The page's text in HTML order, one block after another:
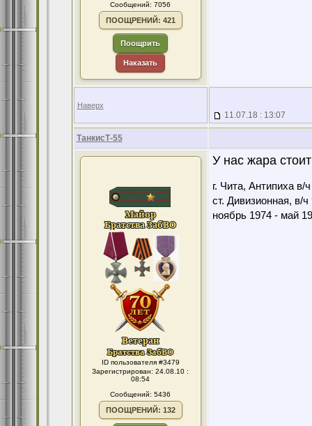
Сообщений: 7056
ПООЩРЕНИЙ: 421
Поощрить
Наказать
Наверх
11.07.18 : 13:07
ТанкисТ-55
ID пользователя #3479
Зарегистрирован: 24.08.10 :
08:54
Сообщений: 5436
ПООЩРЕНИЙ: 132
У нас жара
г. Чита, Антипиха в/
ст. Дивизионная, в/ч
ноябрь 1974 - май